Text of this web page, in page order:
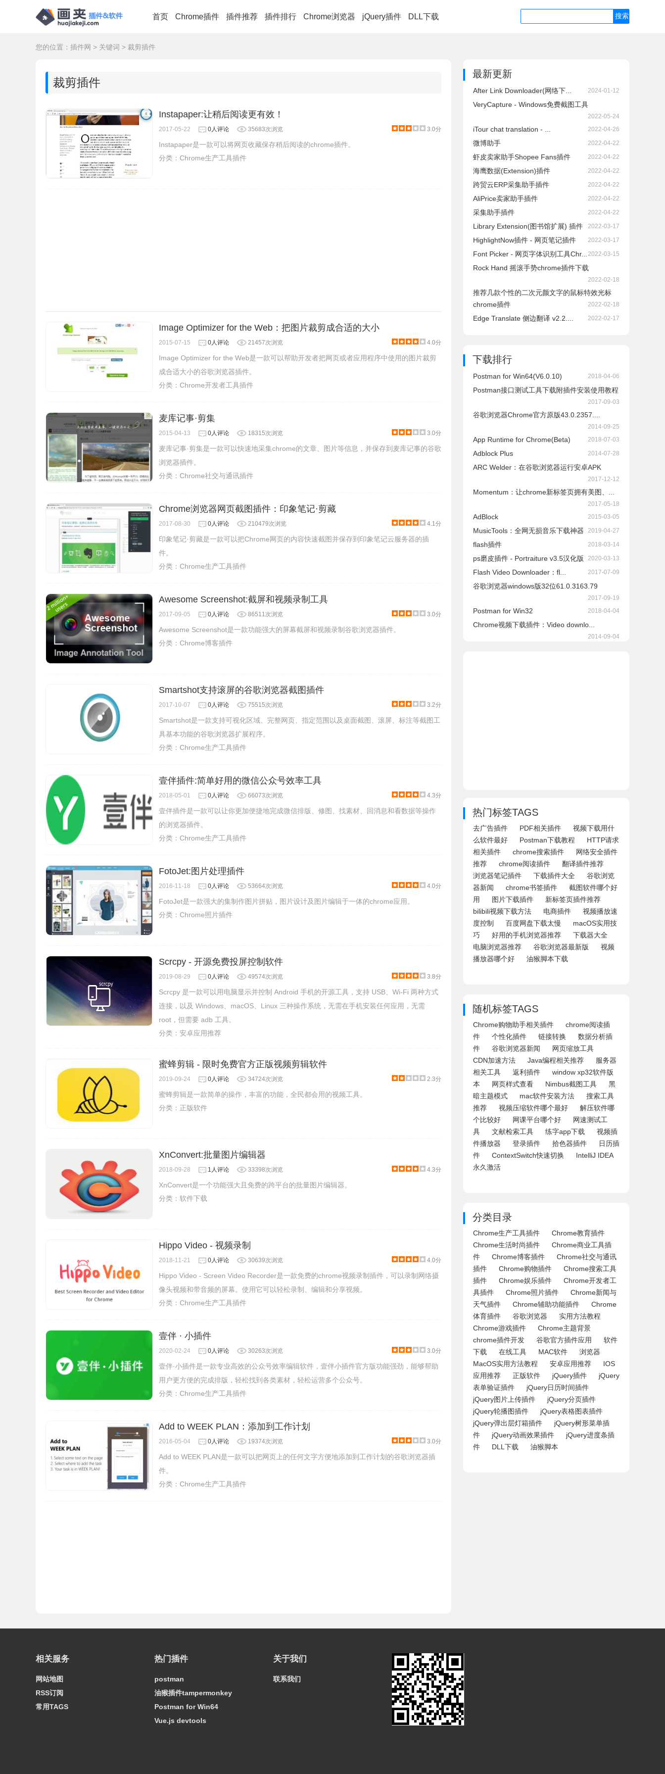
首页 Chrome插件 插件推荐 插件排行 Chrome浏览器 jQuery插件 DLL下载
您的位置： 插件网 > 关键词 > 裁剪插件
裁剪插件
Instapaper:让稍后阅读更有效！
2017-05-22 0人评论 35683次浏览 3.0分
Instapaper是一款可以将网页收藏保存稍后阅读的chrome插件。
分类： Chrome生产工具插件
Image Optimizer for the Web：把图片裁剪成合适的大小
2015-07-15 0人评论 21457次浏览 4.0分
Image Optimizer for the Web是一款可以帮助开发者把网页或者应用程序中使用的图片裁剪
成合适大小的谷歌浏览器插件。
分类： Chrome开发者工具插件
麦库记事·剪集
2015-04-13 0人评论 18315次浏览 3.0分
麦库记事·剪集是一款可以快速地采集chrome的文章、图片等信息，并保存到麦库记事的谷歌
浏览器插件。
分类： Chrome社交与通讯插件
Chrome浏览器网页截图插件：印象笔记·剪藏
2017-08-30 0人评论 210479次浏览 4.1分
印象笔记·剪藏是一款可以把Chrome网页的内容快速截图并保存到印象笔记云服务器的插
件。
分类： Chrome生产工具插件
Awesome Screenshot:截屏和视频录制工具
2017-09-05 0人评论 86511次浏览 3.0分
Awesome Screenshot是一款功能强大的屏幕截屏和视频录制谷歌浏览器插件。
分类： Chrome博客插件
Smartshot支持滚屏的谷歌浏览器截图插件
2017-10-07 0人评论 75515次浏览 3.2分
Smartshot是一款支持可视化区域、完整网页、指定范围以及桌面截图、滚屏、标注等截图工
具基本功能的谷歌浏览器扩展程序。
分类： Chrome生产工具插件
壹伴插件:简单好用的微信公众号效率工具
2018-05-01 0人评论 66073次浏览 4.3分
壹伴插件是一款可以让你更加便捷地完成微信排版、修图、找素材、回消息和看数据等操作
的浏览器插件。
分类： Chrome生产工具插件
FotoJet:图片处理插件
2016-11-18 0人评论 53664次浏览 4.0分
FotoJet是一款强大的集制作图片拼贴，图片设计及图片编辑于一体的chrome应用。
分类： Chrome照片插件
Scrcpy - 开源免费投屏控制软件
2019-08-29 0人评论 49574次浏览 3.8分
Scrcpy 是一款可以用电脑显示并控制 Android 手机的开源工具，支持 USB、Wi-Fi 两种方式
连接，以及 Windows、macOS、Linux 三种操作系统，无需在手机安装任何应用，无需
root，但需要 adb 工具。
分类： 安卓应用推荐
蜜蜂剪辑 - 限时免费官方正版视频剪辑软件
2019-09-24 0人评论 34724次浏览 2.3分
蜜蜂剪辑是一款简单的操作，丰富的功能，全民都会用的视频工具。
分类： 正版软件
XnConvert:批量图片编辑器
2018-09-28 1人评论 33398次浏览 4.3分
XnConvert是一个功能强大且免费的跨平台的批量图片编辑器。
分类： 软件下载
Hippo Video - 视频录制
2018-11-21 0人评论 30639次浏览 4.0分
Hippo Video - Screen Video Recorder是一款免费的chrome视频录制插件，可以录制网络摄
像头视频和带音频的屏幕。使用它可以轻松录制、编辑和分享视频。
分类： Chrome生产工具插件
壹伴 · 小插件
2020-02-24 0人评论 30263次浏览 3.0分
壹伴·小插件是一款专业高效的公众号效率编辑软件，壹伴小插件官方版功能强劲，能够帮助
用户更方便的完成排版，轻松找到各类素材，轻松运营多个公众号。
分类： Chrome生产工具插件
Add to WEEK PLAN：添加到工作计划
2016-05-04 0人评论 19374次浏览 3.0分
Add to WEEK PLAN是一款可以把网页上的任何文字方便地添加到工作计划的谷歌浏览器插
件。
分类： Chrome生产工具插件
最新更新
After Link Downloader(网络下... 2024-01-12
VeryCapture - Windows免费截图工具
2022-05-24
iTour chat translation - ... 2022-04-26
微博助手 2022-04-22
虾皮卖家助手Shopee Fans插件 2022-04-22
海鹰数据(Extension)插件 2022-04-22
跨贸云ERP采集助手插件 2022-04-22
AliPrice卖家助手插件 2022-04-22
采集助手插件 2022-04-22
Library Extension(图书馆扩展) 插件 2022-03-17
HighlightNow插件 - 网页笔记插件 2022-03-17
Font Picker - 网页字体识别工具Chr... 2022-03-15
Rock Hand 摇滚手势chrome插件下载
2022-02-18
推荐几款个性的二次元颜文字的鼠标特效光标
chrome插件
2022-02-18
Edge Translate 侧边翻译 v2.2.... 2022-02-17
下载排行
Postman for Win64(V6.0.10) 2018-04-06
Postman接口测试工具下载附插件安装使用教程
2017-09-03
谷歌浏览器Chrome官方原版43.0.2357....
2014-09-25
App Runtime for Chrome(Beta) 2018-07-03
Adblock Plus 2014-07-28
ARC Welder：在谷歌浏览器运行安卓APK
2017-12-12
Momentum：让chrome新标签页拥有美图、...
2017-05-18
AdBlock 2015-03-05
​MusicTools：全网无损音乐下载神器 2019-04-27
flash插件 2018-03-14
ps磨皮插件 - Portraiture v3.5汉化版 2020-03-13
Flash Video Downloader：fl... 2017-07-09
谷歌浏览器windows版32位61.0.3163.79
2017-09-19
Postman for Win32 2018-04-04
Chrome视频下载插件：Video downlo...
2014-09-04
热门标签TAGS
去广告插件 PDF相关插件
视频下载用什
么软件最好
Postman下载教程
HTTP请求
相关插件
chrome搜索插件
网络安全插件
推荐
chrome阅读插件
翻译插件推荐
浏览器笔记插件
下载插件大全
谷歌浏览
器新闻
chrome书签插件
截图软件哪个好
用
图片下载插件
新标签页插件推荐
bilibili视频下载方法
电商插件
视频播放速
度控制
百度网盘下载太慢
macOS实用技
巧
好用的手机浏览器推荐
下载器大全
电脑浏览器推荐
谷歌浏览器最新版
视频
播放器哪个好
油猴脚本下载
随机标签TAGS
Chrome购物助手相关插件
chrome阅读插
件
个性化插件 链接转换
数据分析插
件
谷歌浏览器新闻
网页缩放工具
CDN加速方法
Java编程相关推荐
服务器
相关工具
返利插件
window xp32软件版
本
网页样式查看 Nimbus截图工具
黑
暗主题模式
mac软件安装方法
搜索工具
推荐
视频压缩软件哪个最好
解压软件哪
个比较好
网课平台哪个好
网速测试工
具
文献检索工具 练字app下载
视频插
件播放器
登录插件 拾色器插件
日历插
件
ContextSwitch快速切换
IntelliJ IDEA
永久激活
分类目录
Chrome生产工具插件
Chrome教育插件
Chrome生活时尚插件
Chrome商业工具插
件
Chrome博客插件
Chrome社交与通讯
插件
Chrome购物插件
Chrome搜索工具
插件
Chrome娱乐插件
Chrome开发者工
具插件
Chrome照片插件
Chrome新闻与
天气插件
Chrome辅助功能插件
Chrome
体育插件
谷歌浏览器
实用方法教程
Chrome游戏插件
Chrome主题背景
chrome插件开发
谷歌官方插件应用
软件
下载
在线工具 MAC软件
浏览器
MacOS实用方法教程
安卓应用推荐
IOS
应用推荐
正版软件 jQuery插件
jQuery
表单验证插件
jQuery日历时间插件
jQuery图片上传插件
jQuery分页插件
jQuery轮播图插件
jQuery表格图表插件
jQuery弹出层灯箱插件
jQuery树形菜单插
件
jQuery动画效果插件
jQuery进度条插
件
DLL下载 油猴脚本
相关服务
网站地图
RSS订阅
常用TAGS
热门插件
postman
油猴插件tampermonkey
Postman for Win64
Vue.js devtools
关于我们
联系我们